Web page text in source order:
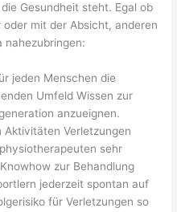
Gesundheit steht. Egal ob
mit der Absicht, anderen
nahezubringen:
jeden Menschen die
Umfeld Wissen zur
anzueignen.
Aktivitäten Verletzungen
sehr
zur Behandlung
jederzeit spontan auf
für Verletzungen so